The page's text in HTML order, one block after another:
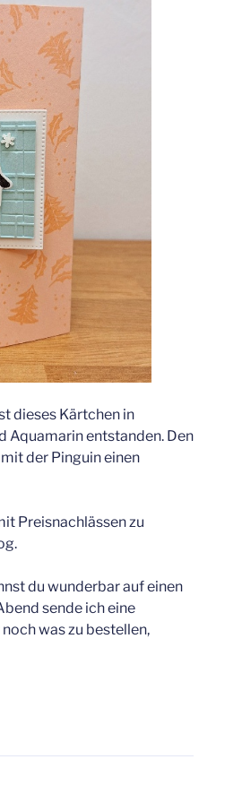
dieses Kärtchen in
Aquamarin entstanden. Den
der Pinguin einen
Preisnachlässen zu
du wunderbar auf einen
sende ich eine
was zu bestellen,